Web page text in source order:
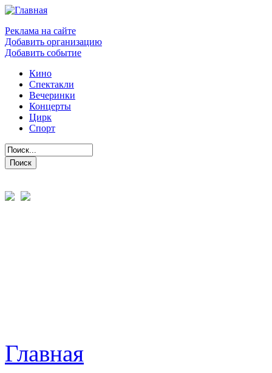
Реклама на сайте
Добавить организацию
Добавить событие
Кино
Спектакли
Вечеринки
Концерты
Цирк
Спорт
Главная